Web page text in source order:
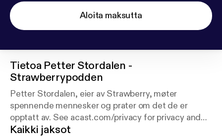
Aloita maksutta
Tietoa Petter Stordalen -
Strawberrypodden
Petter Stordalen, eier av Strawberry, møter
spennende mennesker og prater om det de er
opptatt av. See acast.com/privacy for privacy and
opt-out information.
Kaikki jaksot